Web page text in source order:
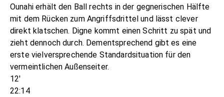
Ounahi erhält den Ball rechts in der gegnerischen Hälfte
mit dem Rücken zum Angriffsdrittel und lässt clever
direkt klatschen. Digne kommt einen Schritt zu spät und
zieht dennoch durch. Dementsprechend gibt es eine
erste vielversprechende Standardsituation für den
vermeintlichen Außenseiter.
12'
22:14